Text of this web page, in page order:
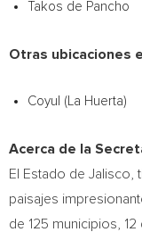
Takos de Pancho
Otras ubicaciones
Coyul (La Huerta)
Acerca de la
El Estado de Jalisco,
paisajes
de 125 municipios,